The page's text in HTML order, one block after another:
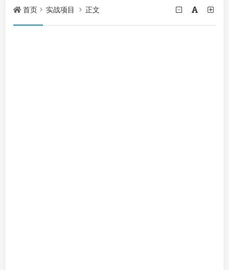
首页 实战项目 正文